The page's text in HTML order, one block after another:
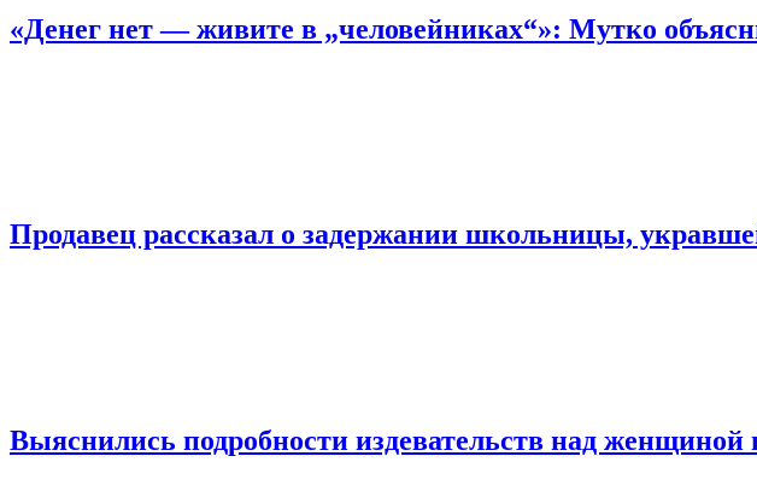
«Денег нет — живите в „человейниках“»: Мутко
Продавец рассказал о задержании школьницы,
Выяснились подробности издевательств над женщиной